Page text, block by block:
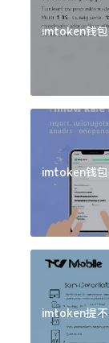
imtoken钱包
imtoken钱包
imtoken提不